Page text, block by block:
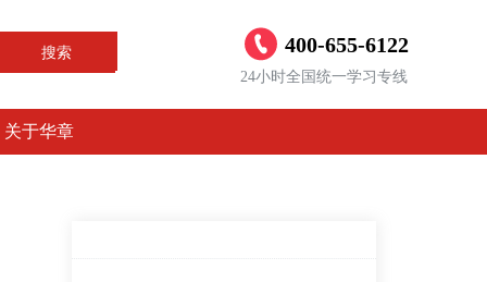
搜索 400-655-6122
24小时全国统一学习专线
关于华章